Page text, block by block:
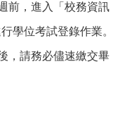
前，進入「校務資訊
學位考試登錄作業。
，請務必儘速繳交畢